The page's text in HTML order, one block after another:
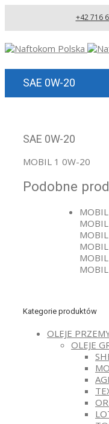
+42 716
SAE 0W-20
SAE 0W-20
MOBIL 1 0W-20
Podobne
Kategorie produktów
OLEJE
OLEJE